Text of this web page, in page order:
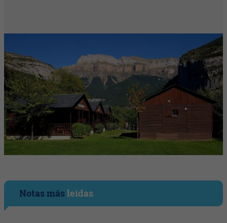
Notas másleídas